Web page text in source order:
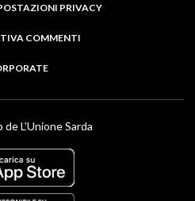
PRIVACY
COMMENTI
de L'Unione Sarda